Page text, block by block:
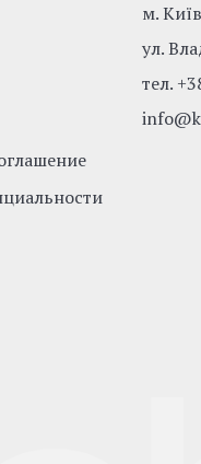
м.
ул.
тел.